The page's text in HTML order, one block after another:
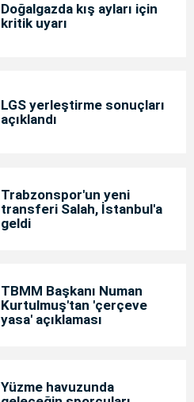
Doğalgazda kış ayları için
kritik uyarı
LGS yerleştirme sonuçları
açıklandı
Trabzonspor'un yeni
transferi Salah, İstanbul'a
geldi
TBMM Başkanı Numan
Kurtulmuş'tan 'çerçeve
yasa' açıklaması
Yüzme havuzunda